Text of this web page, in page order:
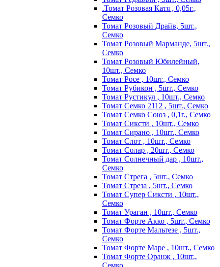
.Томат Розовая Катя , 0,05г.,
Семко
Томат Розовый Драйв, 5шт.,
Семко
Томат Розовый Марманде, 5шт.,
Семко
Томат Розовый Юбилейный,
10шт., Семко
Томат Росе , 10шт., Семко
Томат Рубикон , 5шт., Семко
Томат Рустикул , 10шт., Семко
Томат Семко 2112 , 5шт., Семко
Томат Семко Союз , 0,1г., Семко
Томат Сиксти , 10шт., Семко
Томат Сирано , 10шт., Семко
Томат Слот , 10шт., Семко
Томат Солар , 20шт., Семко
Томат Солнечный дар , 10шт.,
Семко
Томат Стрега , 5шт., Семко
Томат Стреза , 5шт., Семко
Томат Супер Сиксти , 10шт.,
Семко
Томат Ураган , 10шт., Семко
Томат Форте Акко , 5шт., Семко
Томат Форте Мальтезе , 5шт.,
Семко
Томат Форте Маре , 10шт., Семко
Томат Форте Оранж , 10шт.,
Семко